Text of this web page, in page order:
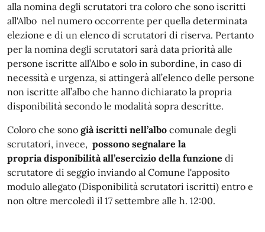
alla nomina degli scrutatori tra coloro che sono iscritti
all'Albo nel numero occorrente per quella determinata
elezione e di un elenco di scrutatori di riserva. Pertanto
per la nomina degli scrutatori sarà data priorità alle
persone iscritte all’Albo e solo in subordine, in caso di
necessità e urgenza, si attingerà all’elenco delle persone
non iscritte all’albo che hanno dichiarato la propria
disponibilità secondo le modalità sopra descritte.
Coloro che sono già iscritti nell’albo comunale degli
scrutatori, invece, possono segnalare la
propriadisponibilità all’esercizio della funzione di
scrutatore di seggio inviando al Comune l'apposito
modulo allegato (Disponibilità scrutatori iscritti) entro e
non oltre mercoledì il 17 settembre alle h. 12:00.